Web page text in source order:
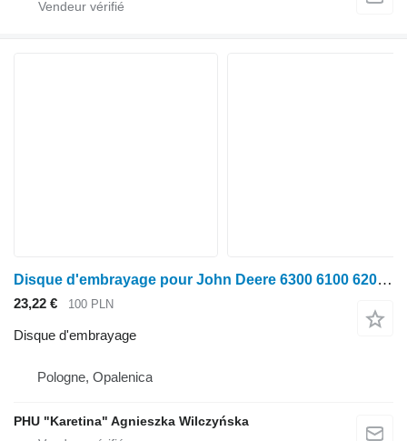
Disque d'embrayage pour John Deere 6300 6100 6200 6400
23,22 € 100 PLN
Disque d'embrayage
Pologne, Opalenica
PHU "Karetina" Agnieszka Wilczyńska